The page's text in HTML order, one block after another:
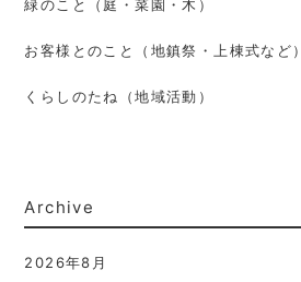
緑のこと（庭・菜園・木）
お客様とのこと（地鎮祭・上棟式など）
くらしのたね（地域活動）
Archive
2026年8月